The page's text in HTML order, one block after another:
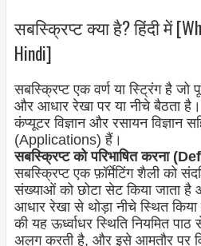
सबस्क्रिप्ट क्या है? हिंदी में
Hindi]
सबस्क्रिप्ट एक वर्ण या स्ट्रिंग है जो
और आधार रेखा पर या नीचे बैठता
कंप्यूटर विज्ञान और रसायन विज्ञान
(Applications) हैं।
सबस्क्रिप्ट को परिभाषित करना
सबस्क्रिप्ट एक फ़ॉर्मेटिंग शैली को
संख्याओं को छोटा सेट किया जाता
आधार रेखा से थोड़ा नीचे स्थित
की यह ऊर्ध्वाधर स्थिति नियमित
अलग करती है, और इसे आमतौर पर